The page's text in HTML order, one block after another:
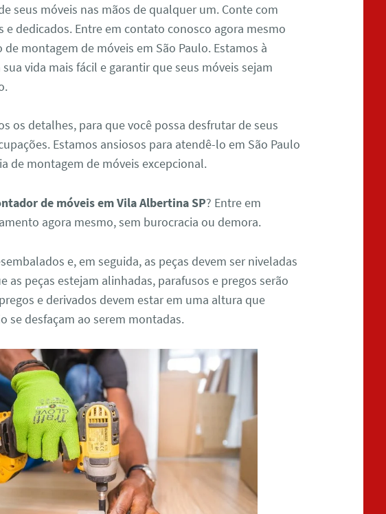
seus móveis nas mãos de qualquer um. Conte com
e dedicados. Entre em contato conosco agora mesmo
montagem de móveis em São Paulo. Estamos à
vida mais fácil e garantir que seus móveis sejam
os detalhes, para que você possa desfrutar de seus
Estamos ansiosos para atendê-lo em São Paulo
de montagem de móveis excepcional.
de móveis em Vila Albertina SP? Entre em
agora mesmo, sem burocracia ou demora.
e, em seguida, as peças devem ser niveladas
as peças estejam alinhadas, parafusos e pregos serão
e derivados devem estar em uma altura que
se desfaçam ao serem montadas.